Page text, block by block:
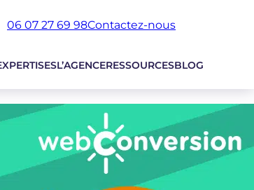
06 07 27 69 98Contactez-nous
L’AGENCERESSOURCESBLOG